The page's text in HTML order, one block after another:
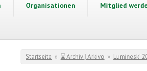
Organisationen Mitglied
Sie sind hier
Startseite » ⌛ Archiv | Arkivo » Luminesk'